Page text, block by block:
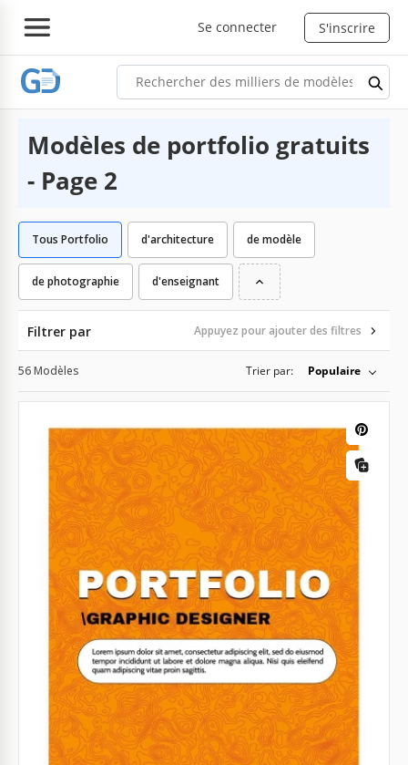
Se connecter S'inscrire
Modèles de portfolio gratuits
- Page 2
Tous Portfolio d'architecture de modèle
de photographie d'enseignant
Filtrer par Appuyez pour ajouter des filtres
56 Modèles Trier par: Populaire